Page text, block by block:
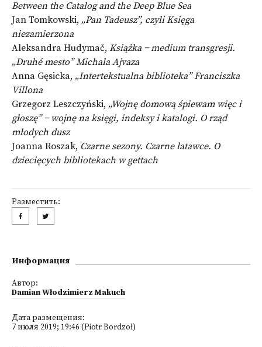
Between the Catalog and the Deep Blue Sea
Jan Tomkowski, „Pan Tadeusz”, czyli Księga
niezamierzona
Aleksandra Hudymač, Książka − medium transgresji.
„Druhé mesto” Michala Ajvaza
Anna Gęsicka, „Intertekstualna biblioteka” Franciszka
Villona
Grzegorz Leszczyński, „Wojnę domową śpiewam więc i
głoszę” − wojnę na księgi, indeksy i katalogi. O rząd
młodych dusz
Joanna Roszak, Czarne sezony. Czarne latawce. O
dziecięcych bibliotekach w gettach
Разместить:
Информация
Автор:
Damian Włodzimierz Makuch
Дата размещения:
7 июля 2019; 19:46 (Piotr Bordzoł)